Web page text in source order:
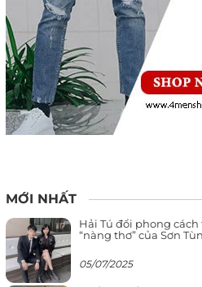
MỚI NHẤT
Hải Tú đổi phong
“nàng thơ” của Sơn
05/07/2025